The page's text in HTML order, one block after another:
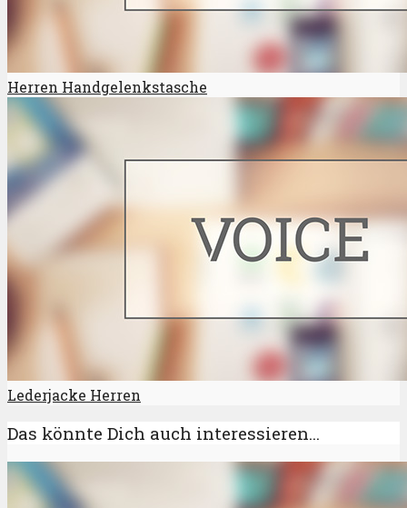
Herren Handgelenkstasche
Lederjacke Herren
Das könnte Dich auch interessieren...